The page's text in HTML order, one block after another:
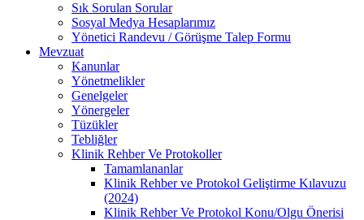
Sık Sorulan Sorular
Sosyal Medya Hesaplarımız
Yönetici Randevu / Görüşme Talep Formu
Mevzuat
Kanunlar
Yönetmelikler
Genelgeler
Yönergeler
Tüzükler
Tebliğler
Klinik Rehber Ve Protokoller
Tamamlananlar
Klinik Rehber ve Protokol Geliştirme Kılavuzu
(2024)
Klinik Rehber Ve Protokol Konu/Olgu Önerisi